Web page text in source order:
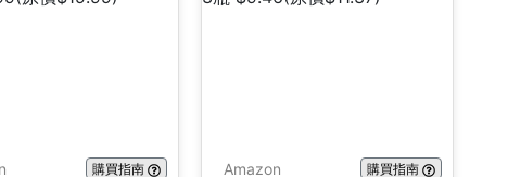
購買指南 Amazon 購買指南